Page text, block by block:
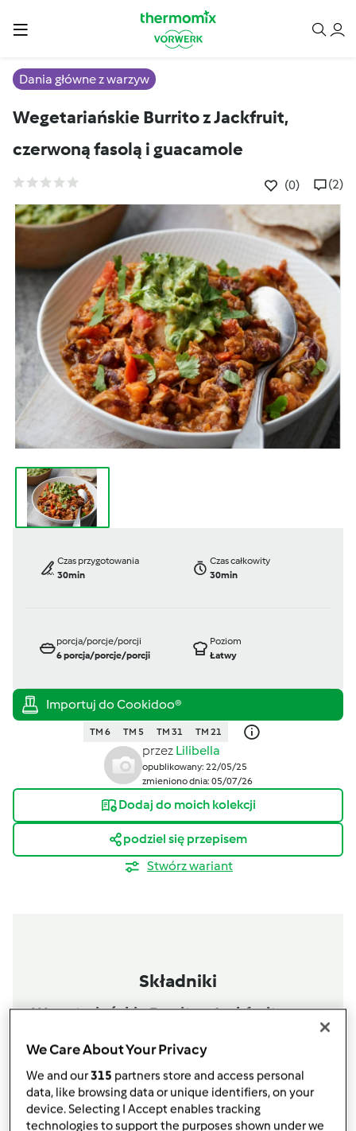
Dania główne z warzyw
Wegetariańskie Burrito z Jackfruit,
czerwoną fasolą i guacamole
(0) (2)
Czas przygotowania
30min
Czas całkowity
30min
porcja/porcje/porcji
6porcja/porcje/porcji
Poziom
Łatwy
TM 6 TM 5 TM 31 TM 21
przez Lilibella
opublikowany: 22/05/25
zmieniono dnia: 05/07/26
Dodaj do moich kolekcji
podziel się przepisem
Stwórz wariant
Składniki
Wegetariańskie Burrito z Jackfruit,
czerwoną fasolą i guacamole
330gawokado
20gliści kolendry, świeżych,łodygi kolendry
zostawić na później
1papryczka chilli,lub płatków chilli
We Care About Your Privacy
We and our315 partners store and access personal
data, like browsing data or unique identifiers, on your
device. Selecting I Accept enables tracking
technologies to support the purposes shown under we